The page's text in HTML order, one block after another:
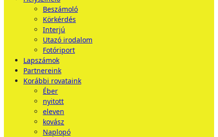
Beszámoló
Körkérdés
Interjú
Utazó irodalom
Fotóriport
Lapszámok
Partnereink
Korábbi rovataink
Éber
nyitott
eleven
kovász
Naplopó